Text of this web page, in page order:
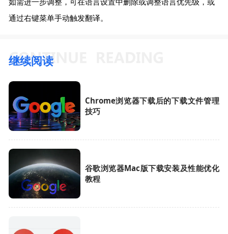
通过右键菜单手动触发翻译。
继续阅读
Chrome浏览器下载后的下载文件管理
技巧
谷歌浏览器Mac版下载安装及性能优化
教程